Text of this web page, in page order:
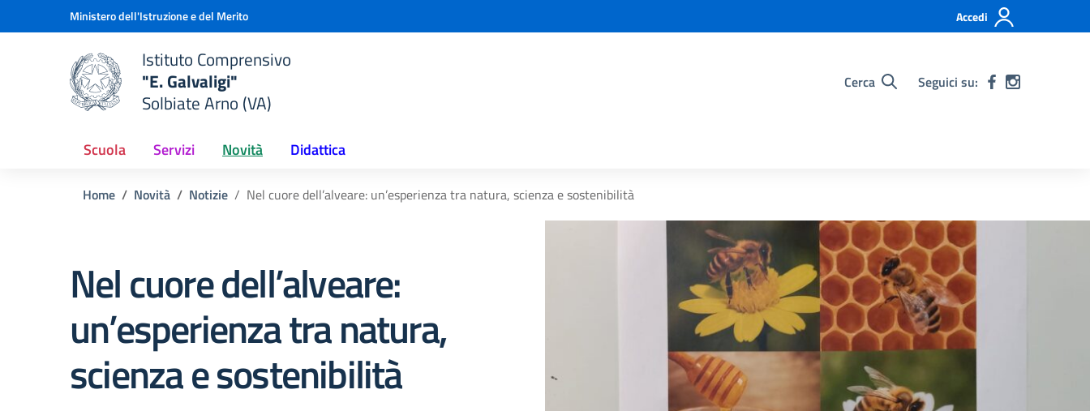
Vai ai contenuti
Vai al menu di navigazioneMinistero dell'Istruzione e del Merito Accedi
scuola
Istituto Comprensivo
"E. Galvaligi"
Solbiate Arno (VA)
Cerca Seguici su:
Scuola Servizi Novità Didattica
Home Novità Notizie Nel cuore dell’alveare: un’esperienza tra natura, scienza e sostenibilità
Nel cuore dell’alveare:
un’esperienza tra natura,
scienza e sostenibilità